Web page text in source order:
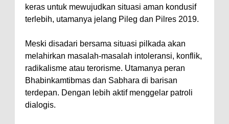
keras untuk mewujudkan situasi aman kondusif
terlebih, utamanya jelang Pileg dan Pilres 2019.
Meski disadari bersama situasi pilkada akan
melahirkan masalah-masalah intoleransi, konflik,
radikalisme atau terorisme. Utamanya peran
Bhabinkamtibmas dan Sabhara di barisan
terdepan. Dengan lebih aktif menggelar patroli
dialogis.